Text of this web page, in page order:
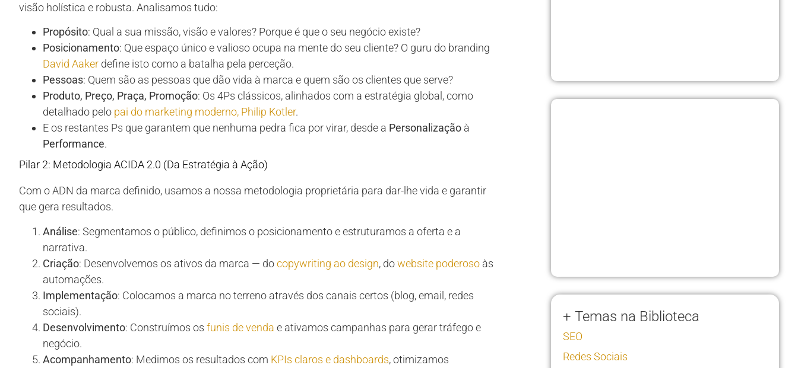
visão holística e robusta. Analisamos tudo:
Propósito: Qual a sua missão, visão e valores? Porque é que o seu negócio existe?
Posicionamento: Que espaço único e valioso ocupa na mente do seu cliente? O guru do branding
David Aaker define isto como a batalha pela perceção.
Pessoas: Quem são as pessoas que dão vida à marca e quem são os clientes que serve?
Produto, Preço, Praça, Promoção: Os 4Ps clássicos, alinhados com a estratégia global, como
detalhado pelo pai do marketing moderno, Philip Kotler.
E os restantes Ps que garantem que nenhuma pedra fica por virar, desde a Personalização à
Performance.
Pilar 2: Metodologia ACIDA 2.0 (Da Estratégia à Ação)
Com o ADN da marca definido, usamos a nossa metodologia proprietária para dar-lhe vida e garantir
que gera resultados.
Análise: Segmentamos o público, definimos o posicionamento e estruturamos a oferta e a
narrativa.
Criação: Desenvolvemos os ativos da marca — docopywriting ao design, dowebsite poderoso às
automações.
Implementação: Colocamos a marca no terreno através dos canais certos (blog, email, redes
sociais).
Desenvolvimento: Construímos os funis de venda e ativamos campanhas para gerar tráfego e
negócio.
Acompanhamento: Medimos os resultados com KPIs claros e dashboards, otimizamos
+ Temas na Biblioteca
SEO
Redes Sociais